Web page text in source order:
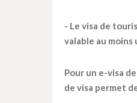
- Le visa de
valable au
Pour un e-visa
de visa permet